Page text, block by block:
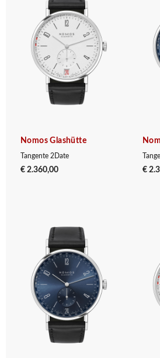
Nomos Glashütte
Tangente 2Date
€ 2.360,00 €